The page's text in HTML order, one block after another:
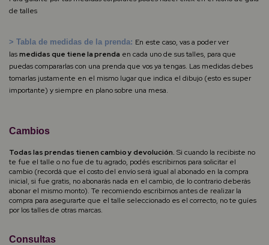
de talles
> Tabla de medidas de la prenda: En este caso, vas a poder ver
lasmedidas que tiene la prenda en cada uno de sus talles, para que
puedas compararlas con una prenda que vos ya tengas. Las medidas debes
tomarlas justamente en el mismo lugar que indica el dibujo (esto es super
importante) y siempre en plano sobre una mesa.
Cambios
Todas las prendas tienen cambio y devolución. Si cuando la recibiste no
te fue el talle o no fue de tu agrado, podés escribirnos para solicitar el
cambio (recordá que el costo del envío será igual al abonado en la compra
inicial, si fue gratis, no abonarás nada en el cambio, de lo contrario deberás
abonar el mismo monto). Te recomiendo escribirnos antes de realizar la
compra para asegurarte que el talle seleccionado es el correcto, no te guíes
por los talles de otras marcas.
Consultas